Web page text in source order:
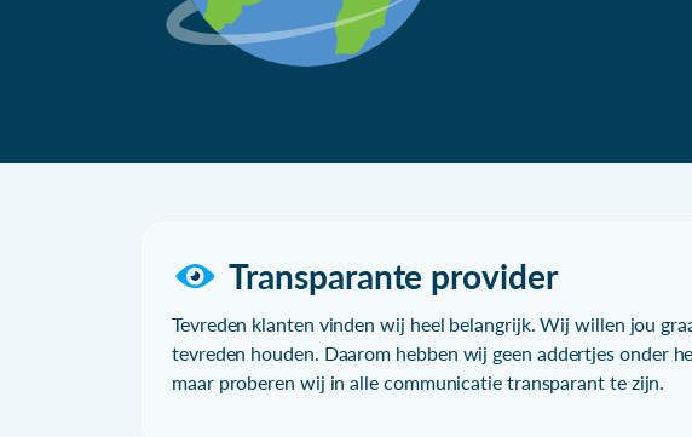
Transparante provider
Tevreden klanten vinden wij heel belangrijk. Wij willen jou
tevreden houden. Daarom hebben wij geen addertjes onder
maar proberen wij in alle communicatie transparant te zijn.